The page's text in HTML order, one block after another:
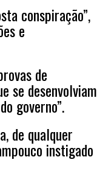
conspiração”,
e
de
se desenvolviam
governo”.
de qualquer
instigado